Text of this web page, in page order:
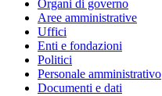
Organi di governo
Aree amministrative
Uffici
Enti e fondazioni
Politici
Personale amministrativo
Documenti e dati